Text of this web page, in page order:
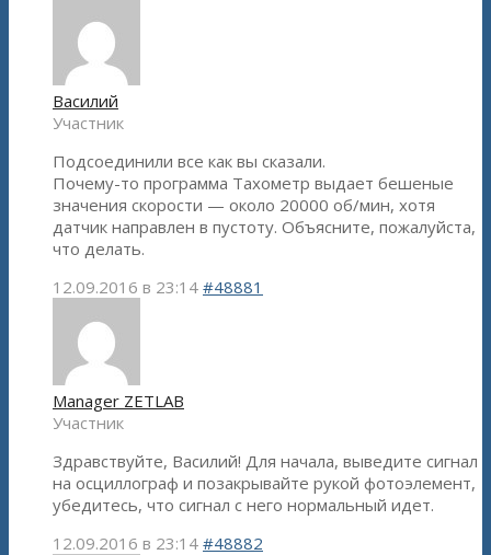
Василий
Участник
Подсоединили все как вы сказали.
Почему-то программа Тахометр выдает бешеные
значения скорости — около 20000 об/мин, хотя
датчик направлен в пустоту. Объясните, пожалуйста,
что делать.
12.09.2016 в 23:14 #48881
Manager ZETLAB
Участник
Здравствуйте, Василий! Для начала, выведите сигнал
на осциллограф и позакрывайте рукой фотоэлемент,
убедитесь, что сигнал с него нормальный идет.
12.09.2016 в 23:14 #48882